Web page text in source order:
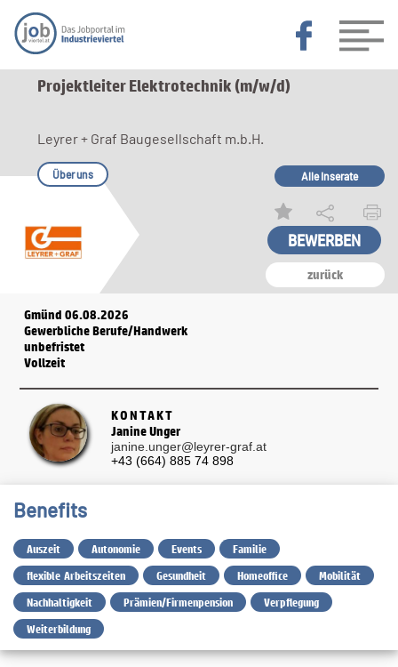
Projektleiter Elektrotechnik (m/w/d)
zurück
Leyrer + Graf Baugesellschaft m.b.H.
Über uns Alle Inserate
Gmünd 06.08.2026
Gewerbliche Berufe/Handwerk
unbefristet
Vollzeit
KONTAKT
Janine Unger
janine.unger@leyrer-graf.at
+43 (664) 885 74 898
Benefits
Auszeit Autonomie Events
Familie
flexible Arbeitszeiten
Gesundheit Homeoffice
Mobilität
Nachhaltigkeit
Prämien/Firmenpension
Verpflegung
Weiterbildung